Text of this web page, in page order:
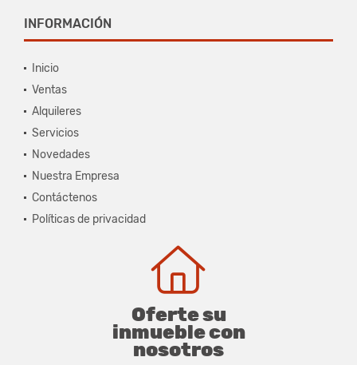
INFORMACIÓN
Inicio
Ventas
Alquileres
Servicios
Novedades
Nuestra Empresa
Contáctenos
Políticas de privacidad
Oferte su
inmueble con
nosotros